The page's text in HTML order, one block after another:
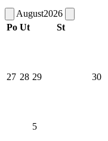
August2026
Po Ut St
27 28 29 30
5